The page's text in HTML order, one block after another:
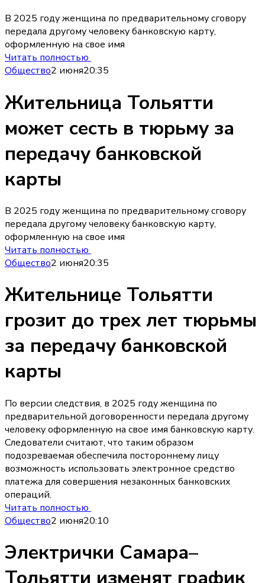
В 2025 году женщина по предварительному сговору
передала другому человеку банковскую карту,
оформленную на свое имя
Читать полностью
Общество2 июня20:35
Жительница Тольятти
может сесть в тюрьму за
передачу банковской
карты
В 2025 году женщина по предварительному сговору
передала другому человеку банковскую карту,
оформленную на свое имя
Читать полностью
Общество2 июня20:35
Жительнице Тольятти
грозит до трех лет тюрьмы
за передачу банковской
карты
По версии следствия, в 2025 году женщина по
предварительной договоренности передала другому
человеку оформленную на свое имя банковскую карту.
Следователи считают, что таким образом
подозреваемая обеспечила постороннему лицу
возможность использовать электронное средство
платежа для совершения незаконных банковских
операций.
Читать полностью
Общество2 июня20:10
Электрички Самара–